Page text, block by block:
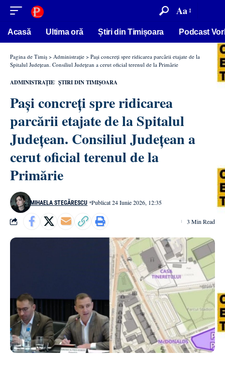
conținut Aa
Acasă Ultima oră Știri din Timișoara Podcast
Pagina de Timiș > Administrație > Pași concreți spre ridicarea parcării etajate de la
Spitalul Județean. Consiliul Județean a cerut oficial terenul de la Primărie
ADMINISTRAȚIE ȘTIRI DIN TIMIȘOARA
Pași concreți spre ridicarea
parcării etajate de la Spitalul
Județean. Consiliul Județean a
cerut oficial terenul de la
Primărie
MIHAELA STEGĂRESCU Publicat 24 Iunie 2026, 12:35
3 Min Read